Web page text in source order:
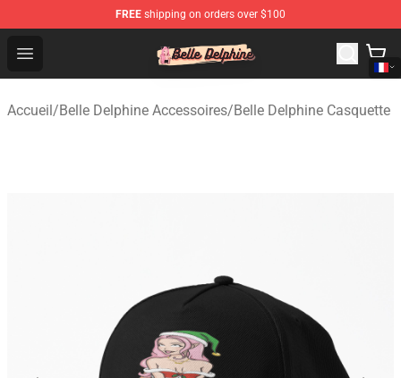
FREE shipping on orders over $100
Open menu
Belle Delphine Store - Official Belle Delphine
Accueil/Belle Delphine Accessoires/Belle Delphine Casquette